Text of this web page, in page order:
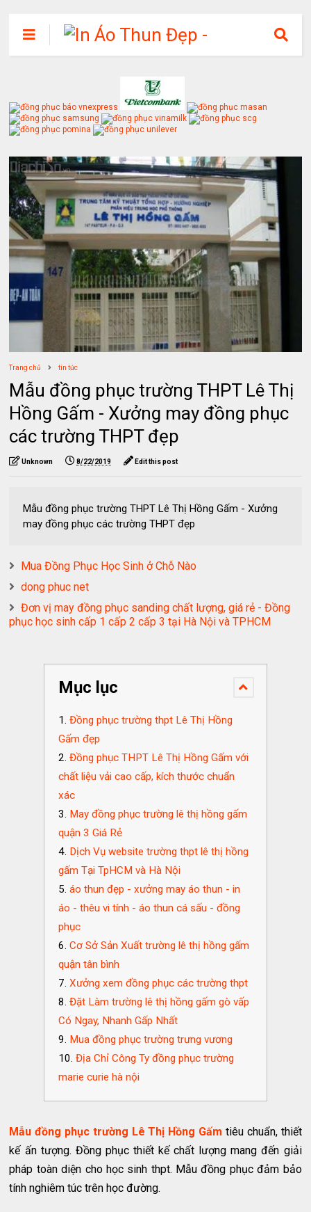
Trang chủ tin tức
Mẫu đồng phục trường THPT Lê Thị
Hồng Gấm - Xưởng may đồng phục
các trường THPT đẹp
Unknown 8/22/2019 Edit this post
Mẫu đồng phục trường THPT Lê Thị Hồng Gấm - Xưởng
may đồng phục các trường THPT đẹp
Mua Đồng Phục Học Sinh ở Chỗ Nào
dong phuc net
Đơn vị may đồng phục sanding chất lượng, giá rẻ - Đồng
phục học sinh cấp 1 cấp 2 cấp 3 tại Hà Nội và TPHCM
Mục lục
Đồng phục trường thpt Lê Thị Hồng
Gấm đẹp
Đồng phục THPT Lê Thị Hồng Gấm với
chất liệu vải cao cấp, kích thước chuẩn
xác
May đồng phục trường lê thị hồng gấm
quận 3 Giá Rẻ
Dịch Vụ website trường thpt lê thị hồng
gấm Tại TpHCM và Hà Nội
áo thun đẹp - xưởng may áo thun - in
áo - thêu vi tính - áo thun cá sấu - đồng
phục
Cơ Sở Sản Xuất trường lê thị hồng gấm
quận tân bình
Xưởng xem đồng phục các trường thpt
Đặt Làm trường lê thị hồng gấm gò vấp
Có Ngay, Nhanh Gấp Nhất
Mua đồng phục trường trưng vương
Địa Chỉ Công Ty đồng phục trường
marie curie hà nội
Mẫu đồng phục trường Lê Thị Hồng Gấm tiêu chuẩn, thiết
kế ấn tượng. Đồng phục thiết kế chất lượng mang đến giải
pháp toàn diện cho học sinh thpt. Mẫu đồng phục đảm bảo
tính nghiêm túc trên học đường.